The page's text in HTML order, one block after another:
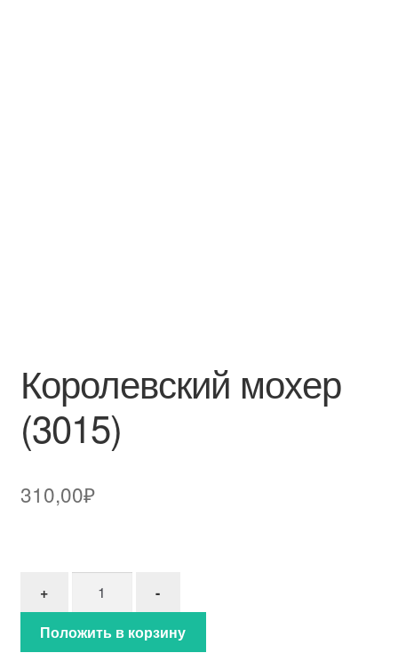
Королевский мохер
(3015)
310,00₽
+
-
Положить в корзину